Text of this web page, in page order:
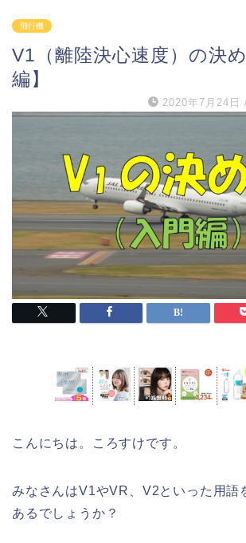
飛行機
V1（離陸決心速度）の決
編】
2020年7月24日
こんにちは。ころすけです。
みなさんはV1やVR、V2といった用語
あるでしょうか？